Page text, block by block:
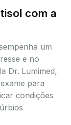
com a
um
e no
Dr. Lumimed,
para
condições